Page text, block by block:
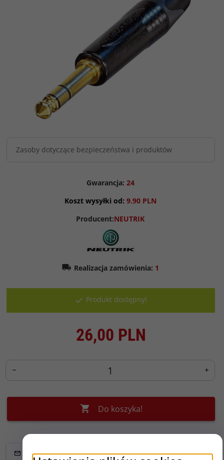
Zasoby dotyczące bezpieczeństwa i produktów
Gwarancja: 24
Koszt wysyłki od: 9.90 PLN
Producent:NEUTRIK
Realizacja zamówienia: 1
Produkt dostępny!
26,00 PLN
Do koszyka!